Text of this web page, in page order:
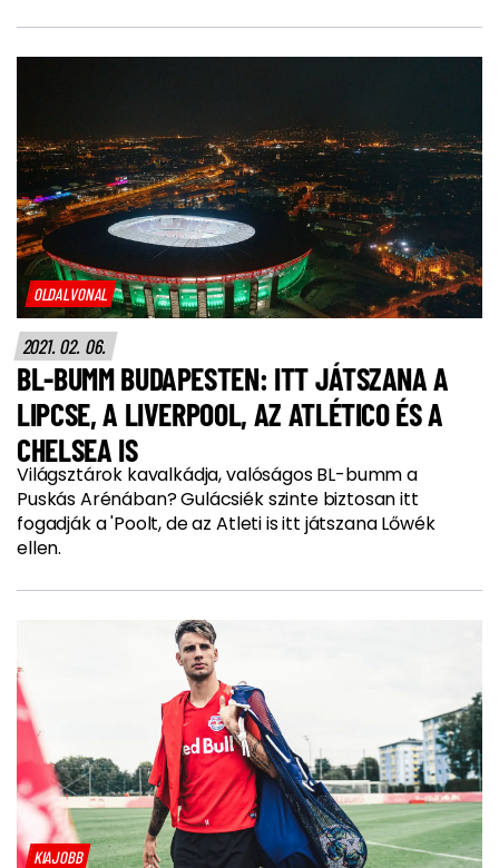
OLDALVONAL
2021. 02. 06.
BL-BUMM BUDAPESTEN: ITT JÁTSZANA A
LIPCSE, A LIVERPOOL, AZ ATLÉTICO ÉS A
CHELSEA IS
Világsztárok kavalkádja, valóságos BL-bumm a
Puskás Arénában? Gulácsiék szinte biztosan itt
fogadják a 'Poolt, de az Atleti is itt játszana Lőwék
ellen.
KIAJOBB